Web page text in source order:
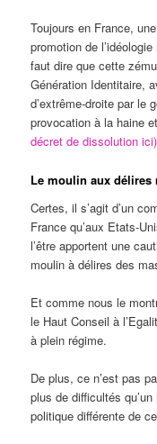
Toujours en France,
promotion de
faut dire que cette
Génération Identitaire,
d’extrême-droite par le
provocation à la haine
décret de dissolution ici)
Le moulin aux
Certes, il s’agit d’un
France qu’aux Etats-
l’être apportent une
moulin à délires des
Et comme nous le
le Haut Conseil à
à plein régime.
De plus, ce n’est pas
plus de difficultés
politique différente de